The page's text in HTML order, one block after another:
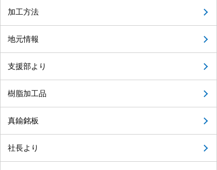
加工方法
地元情報
支援部より
樹脂加工品
真鍮銘板
社長より